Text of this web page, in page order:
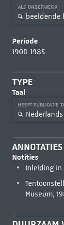
ALS ONDERWERP
beeldende
Periode
1900-1985
TYPE
Taal
HEEFT PUBLICATIE
Nederlands
Notities
Inleiding in
Museum,